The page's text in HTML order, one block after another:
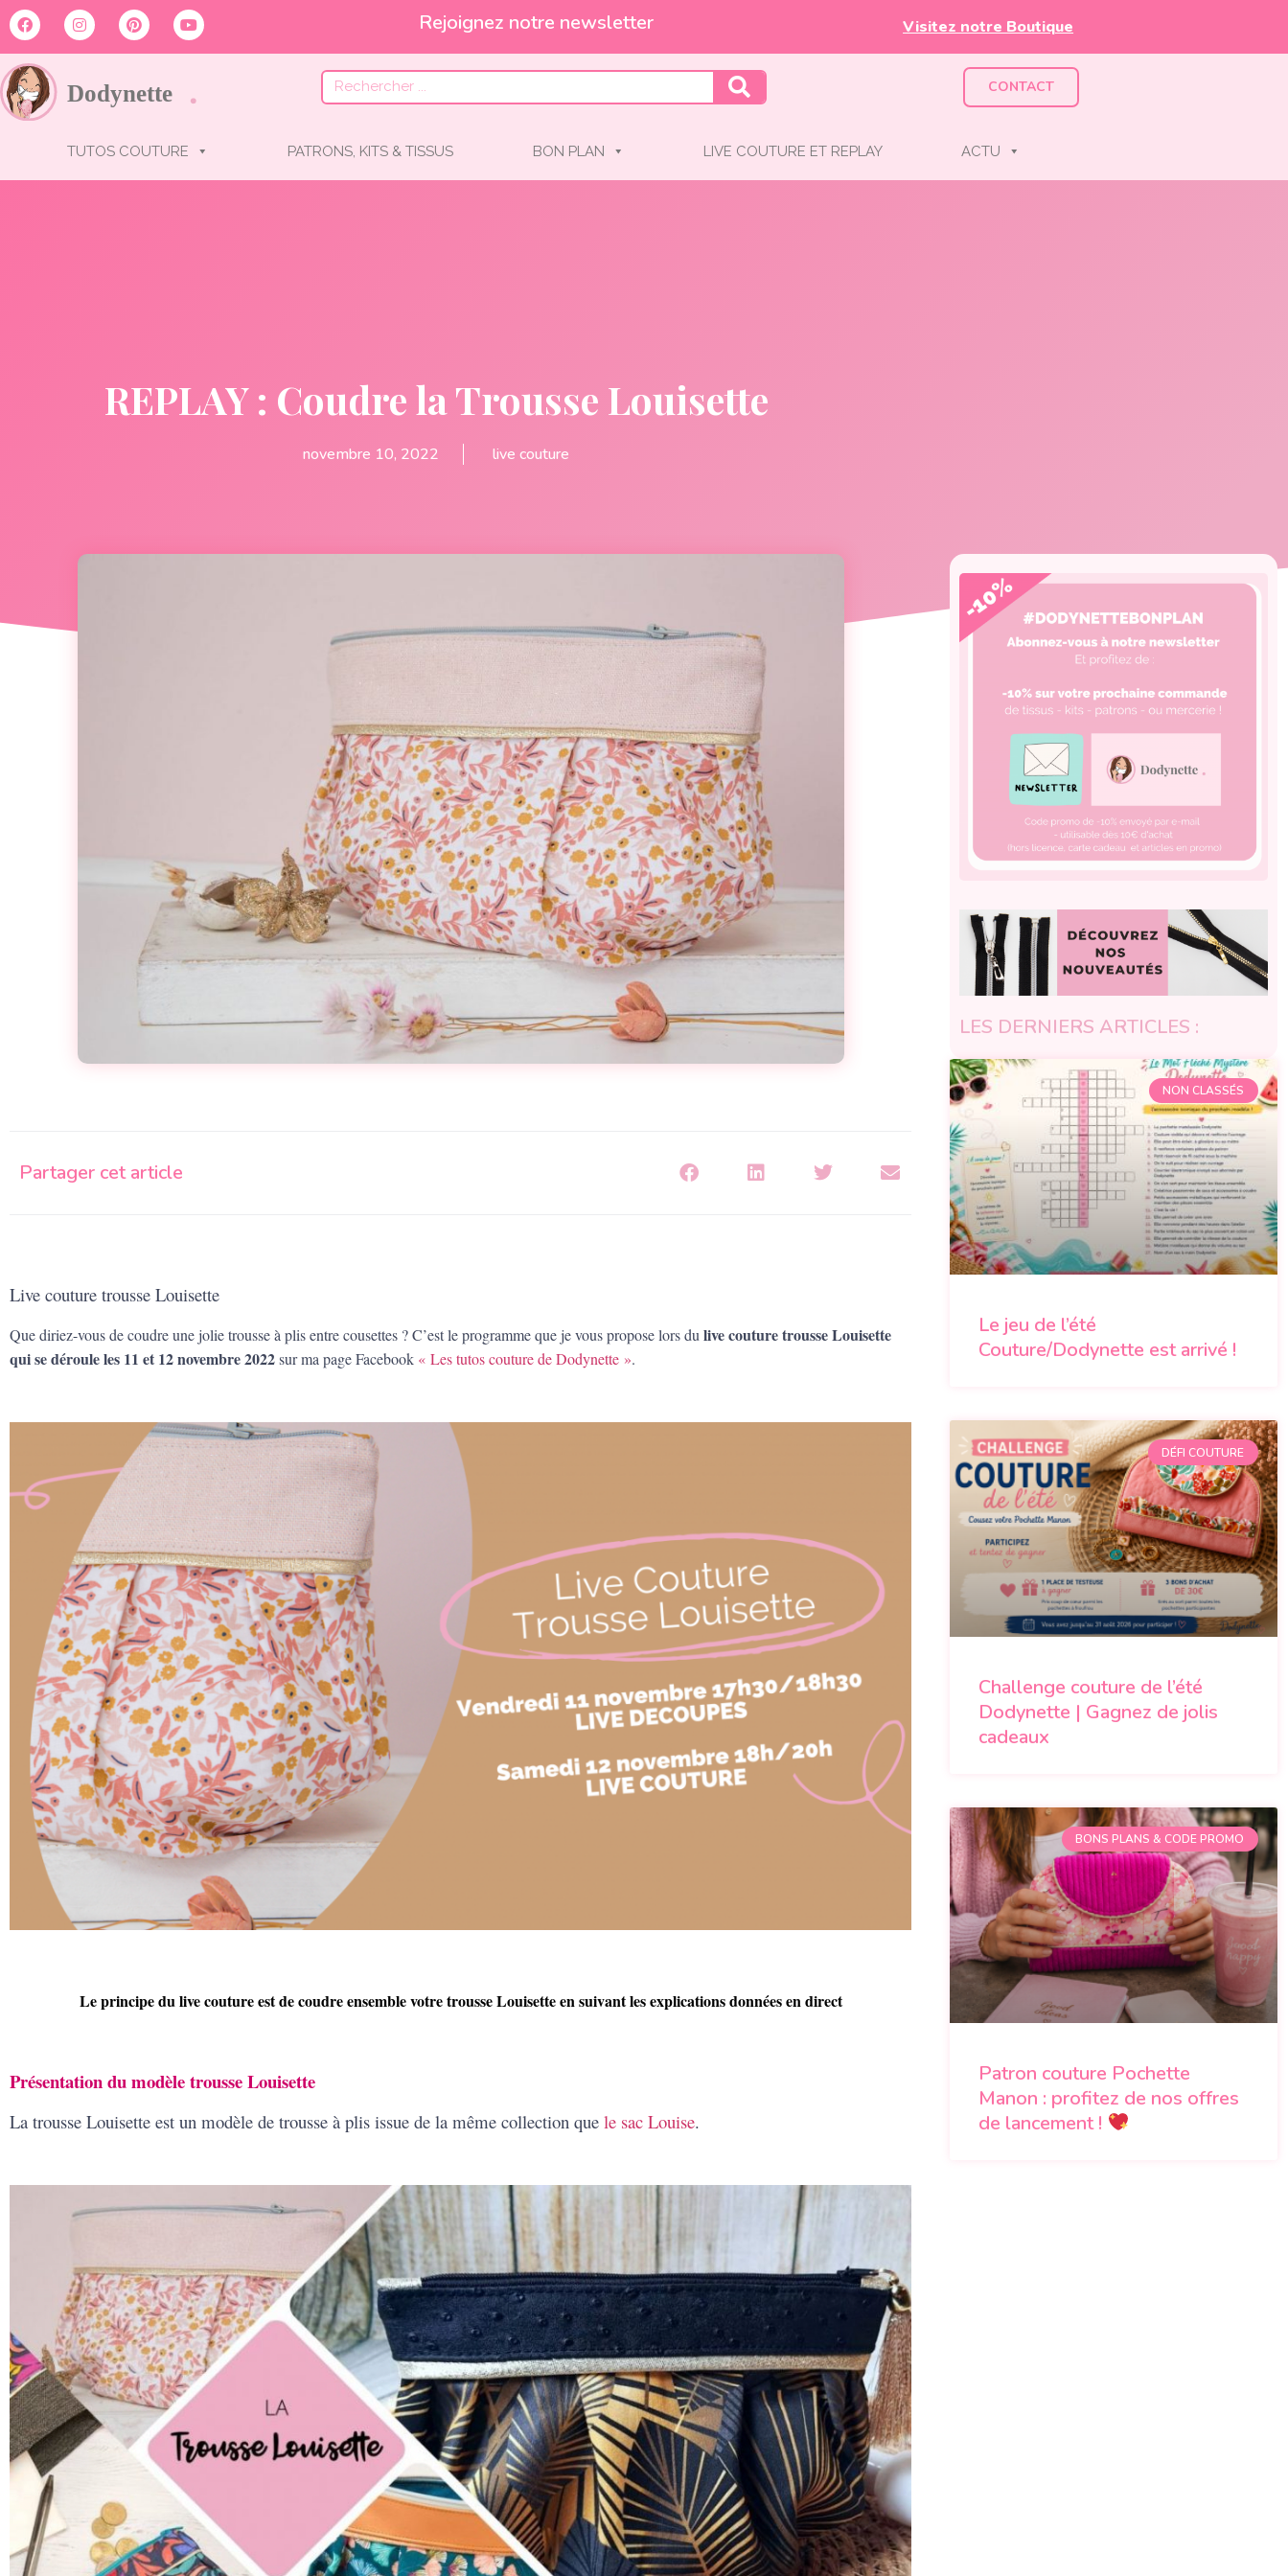
Et profitez de -10% ! Visitez notre Boutique
CONTACT
TUTOS COUTURE PATRONS, KITS & TISSUS BON PLAN LIVE COUTURE ET REPLAY ACTU
REPLAY : Coudre la Trousse Louisette
novembre 10, 2022 live couture
Partager cet article
Live couture trousse Louisette
Que diriez-vous de coudre une jolie trousse à plis entre cousettes ? C’est le programme que je vous propose lors dulive couture trousse Louisette
qui se déroule les 11 et 12 novembre 2022sur ma page Facebook « Les tutos couture de Dodynette ».
Le principe du live couture est de coudre ensemble votre trousse Louisette en suivant les explications données en direct
Présentation du modèle trousse Louisette
La trousse Louisette est un modèle de trousse à plis issue de la même collection que le sac Louise.
LES DERNIERS ARTICLES :
NON CLASSÉS
Le jeu de l’été
Couture/Dodynette est arrivé !
DÉFI COUTURE
Challenge couture de l’été
Dodynette | Gagnez de jolis
cadeaux
BONS PLANS & CODE PROMO
Patron couture Pochette
Manon : profitez de nos offres
de lancement !